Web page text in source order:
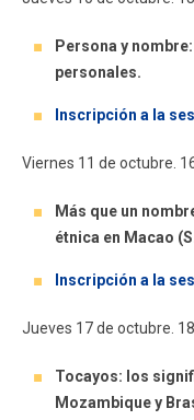
Persona y
personales.
Inscripción a la
Viernes 11 de octubre.
Más que un
étnica en Macao
Inscripción a la
Jueves 17 de octubre.
Tocayos: los
Mozambique y